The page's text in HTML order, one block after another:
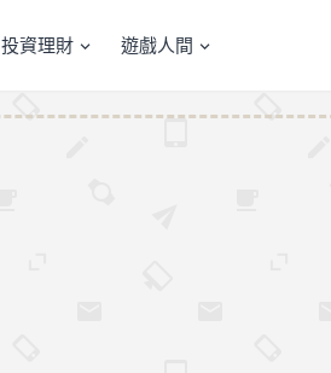
投資理財 遊戲人間